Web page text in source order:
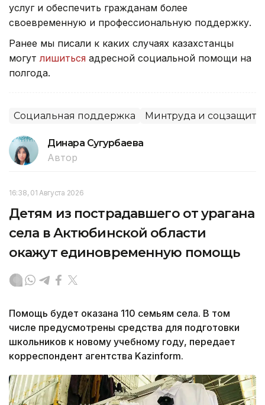
услуг и обеспечить гражданам более
своевременную и профессиональную поддержку.
Ранее мы писали к каких случаях казахстанцы
могутлишиться адресной социальной помощи на
полгода.
Социальная поддержка Минтруда и
Динара Сугурбаева
Автор
16:38, 01 Августа 2026
Детям из пострадавшего от урагана
села в Актюбинской области
окажут единовременную помощь
Помощь будет оказана 110 семьям села. В том
числе предусмотрены средства для подготовки
школьников к новому учебному году, передает
корреспондент агентства Kazinform.